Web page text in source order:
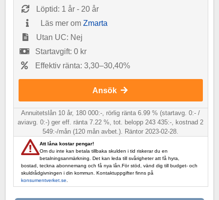
Löptid: 1 år - 20 år
Läs mer om Zmarta
Utan UC: Nej
Startavgift: 0 kr
Effektiv ränta: 3,30–30,40%
Ansök
Annuitetslån 10 år, 180 000:-, rörlig ränta 6.99 % (startavg. 0:- /
aviavg. 0:-) ger eff. ränta 7.22 %, tot. belopp 243 435:-, kostnad 2
549:-/mån (120 mån avbet.). Räntor 2023-02-28.
Att låna kostar pengar!
Om du inte kan betala tillbaka skulden i tid riskerar du en
betalningsanmärkning. Det kan leda till svårigheter att få hyra,
bostad, teckna abonnemang och få nya lån.För stöd, vänd dig till budget- och
skuldrådgivningen i din kommun. Kontaktuppgifter finns på
konsumentverket.se